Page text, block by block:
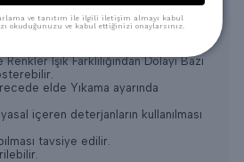
bir üründür.
Işık Farklılığından Dolayı Bazı
elde Yıkama ayarında
içeren deterjanların kullanılması
tavsiye edilir.
verilebilir.
ve tanıtım ile ilgili iletişim almayı kabul
okuduğunuzu ve kabul ettiğinizi onaylarsınız.